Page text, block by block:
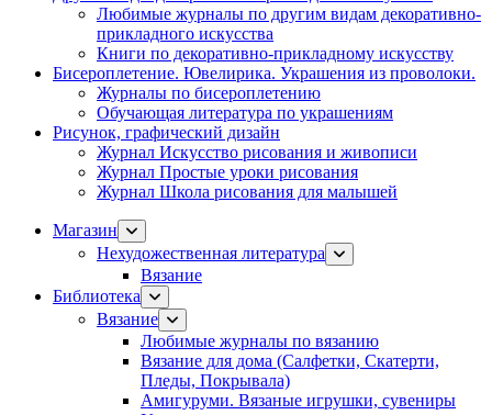
Любимые журналы по другим видам декоративно-
прикладного искусства
Книги по декоративно-прикладному искусству
Бисероплетение. Ювелирика. Украшения из проволоки.
Журналы по бисероплетению
Обучающая литература по украшениям
Рисунок, графический дизайн
Журнал Искусство рисования и живописи
Журнал Простые уроки рисования
Журнал Школа рисования для малышей
Магазин
Нехудожественная литература
Вязание
Библиотека
Вязание
Любимые журналы по вязанию
Вязание для дома (Салфетки, Скатерти,
Пледы, Покрывала)
Амигуруми. Вязаные игрушки, сувениры